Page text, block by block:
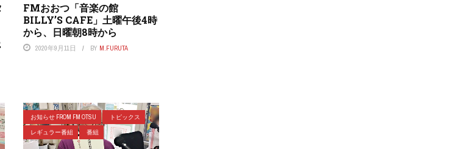
FMおおつ「音楽の館
BILLY’S CAFE」土曜午後4時
から、日曜朝8時から
2020年9月11日 BY M.FURUTA
お知らせ FROM FM OTSU
トピックス
レギュラー番組
番組